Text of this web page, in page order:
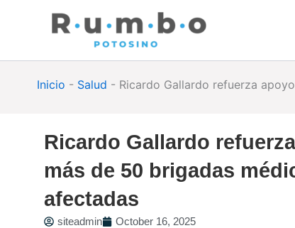
Inicio - Salud - Ricardo Gallardo refuerza
Ricardo Gallardo
más de 50 brigadas
afectadas
siteadmin October 16, 2025